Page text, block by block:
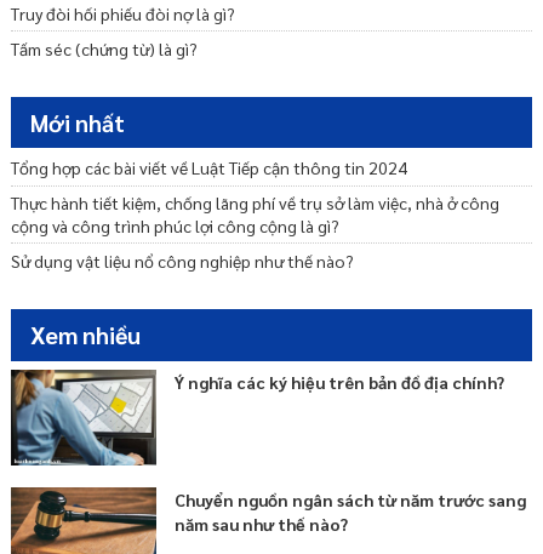
Tại sao phải công khai về thực hành tiết kiệm, chống lãng phí?
Biện pháp tạm thời trong phòng, chống rửa tiền là gì?
Quyền tự do báo chí, quyền tự do ngôn luận trên báo chí của công
dân được quy định ra sao?
Truy đòi hối phiếu đòi nợ là gì?
Tấm séc (chứng từ) là gì?
Mới nhất
Tổng hợp các bài viết về Luật Tiếp cận thông tin 2024
Thực hành tiết kiệm, chống lãng phí về trụ sở làm việc, nhà ở công
cộng và công trình phúc lợi công cộng là gì?
Sử dụng vật liệu nổ công nghiệp như thế nào?
Xem nhiều
Ý nghĩa các ký hiệu trên bản đồ địa chính?
Chuyển nguồn ngân sách từ năm trước sang
năm sau như thế nào?